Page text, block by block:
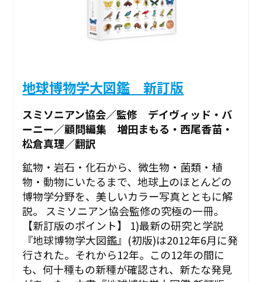
地球博物学大図鑑 新訂版
スミソニアン協会／監修 デイヴィッド・バ
ーニー／顧問編集 増田まもる・西尾香苗・
松倉真理／翻訳
鉱物・岩石・化石から、微生物・菌類・植
物・動物にいたるまで、地球上のほとんどの
博物学分野を、美しいカラー写真とともに解
説。 スミソニアン協会監修の究極の一冊。
【新訂版のポイント】 1)最新の研究と学説
『地球博物学大図鑑』(初版)は2012年6月に発
行された。それから12年。この12年の間に
も、何十種もの新種が確認され、新たな発見